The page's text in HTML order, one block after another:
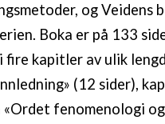
og Veidens
Boka er på 133
fire kapitler av ulik
(12 sider),
fenomenologi og